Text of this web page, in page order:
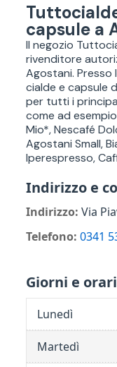
capsule a
Il negozio
rivenditore
Agostani.
cialde e capsule
per tutti i
come ad
Mio*, Nescafé
Agostani Small,
Iperespresso,
Indirizzo e
Indirizzo: Via
Telefono: 0341
Giorni e
Lunedì
Martedì